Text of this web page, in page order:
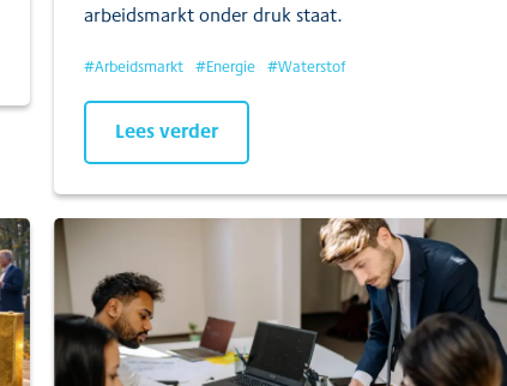
arbeidsmarkt onder druk staat.
#Arbeidsmarkt #Energie #Waterstof
Lees verder